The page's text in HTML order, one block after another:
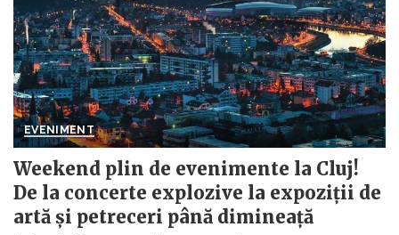
EVENIMENT
Weekend plin de evenimente la Cluj!
De la concerte explozive la expoziții de
artă și petreceri până dimineață